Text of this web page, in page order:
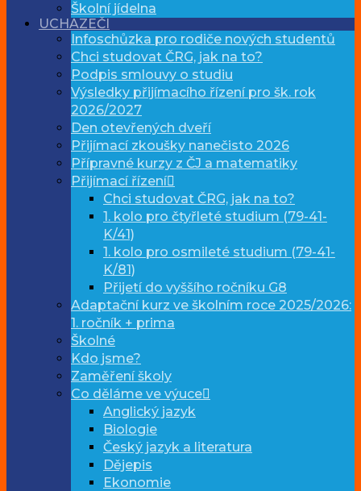
Školní jídelna
UCHAZEČI
Infoschůzka pro rodiče nových studentů
Chci studovat ČRG, jak na to?
Podpis smlouvy o studiu
Výsledky přijímacího řízení pro šk. rok
2026/2027
Den otevřených dveří
Přijímací zkoušky nanečisto 2026
Přípravné kurzy z ČJ a matematiky
Přijímací řízení
Chci studovat ČRG, jak na to?
1. kolo pro čtyřleté studium (79-41-
K/41)
1. kolo pro osmileté studium (79-41-
K/81)
Přijetí do vyššího ročníku G8
Adaptační kurz ve školním roce 2025/2026:
1. ročník + prima
Školné
Kdo jsme?
Zaměření školy
Co děláme ve výuce
Anglický jazyk
Biologie
Český jazyk a literatura
Dějepis
Ekonomie